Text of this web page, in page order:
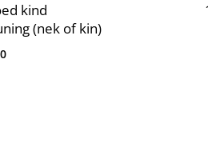
kind
(nek of kin)